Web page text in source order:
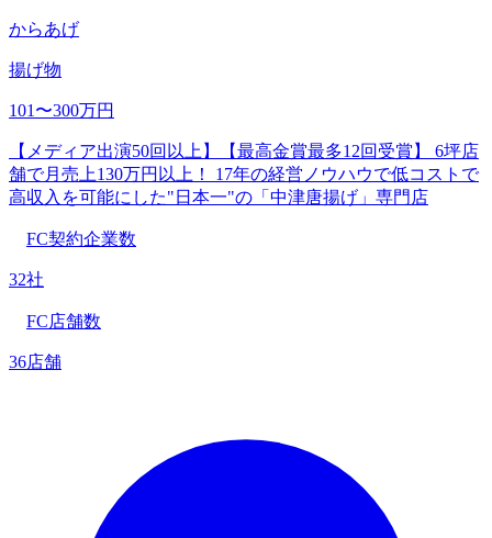
からあげ
揚げ物
101〜300万円
【メディア出演50回以上】【最高金賞最多12回受賞】 6坪店
舗で月売上130万円以上！ 17年の経営ノウハウで低コストで
高収入を可能にした"日本一"の「中津唐揚げ」専門店
FC契約企業数
32社
FC店舗数
36店舗